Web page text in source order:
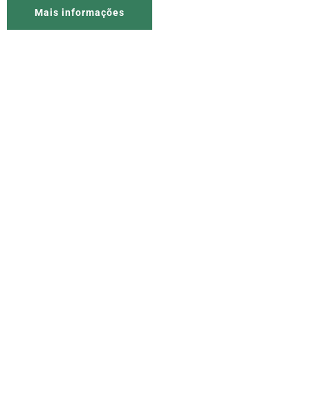
Mais informações